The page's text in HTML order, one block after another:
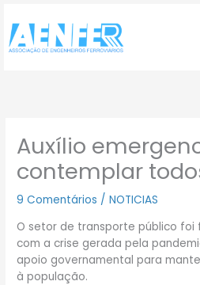
para
conteúdo
Auxílio
contemplar
9 Comentários /NOTICIAS
O setor de transporte público
com a crise gerada pela
apoio governamental para
à população.